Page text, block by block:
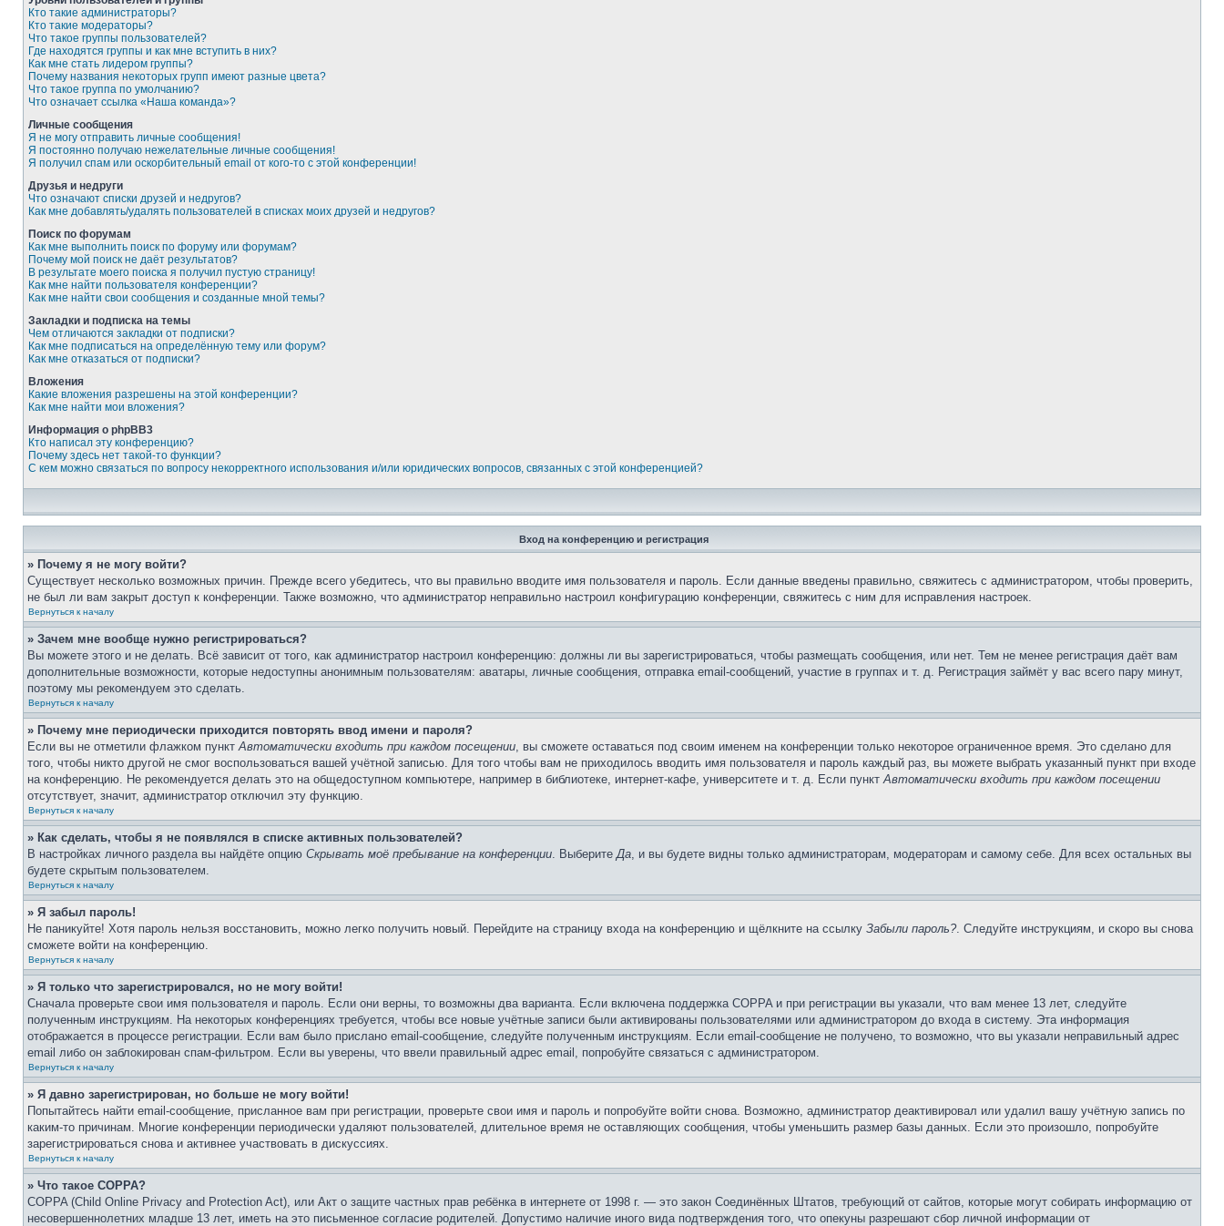
Кто такие администраторы?
Кто такие модераторы?
Что такое группы пользователей?
Где находятся группы и как мне вступить в них?
Как мне стать лидером группы?
Почему названия некоторых групп имеют разные цвета?
Что такое группа по умолчанию?
Что означает ссылка «Наша команда»?
Личные сообщения
Я не могу отправить личные сообщения!
Я постоянно получаю нежелательные личные сообщения!
Я получил спам или оскорбительный email от кого-то с этой конференции!
Друзья и недруги
Что означают списки друзей и недругов?
Как мне добавлять/удалять пользователей в списках моих друзей и недругов?
Поиск по форумам
Как мне выполнить поиск по форуму или форумам?
Почему мой поиск не даёт результатов?
В результате моего поиска я получил пустую страницу!
Как мне найти пользователя конференции?
Как мне найти свои сообщения и созданные мной темы?
Закладки и подписка на темы
Чем отличаются закладки от подписки?
Как мне подписаться на определённую тему или форум?
Как мне отказаться от подписки?
Вложения
Какие вложения разрешены на этой конференции?
Как мне найти мои вложения?
Информация о phpBB3
Кто написал эту конференцию?
Почему здесь нет такой-то функции?
С кем можно связаться по вопросу некорректного использования и/или юридических вопросов, связанных с этой конференцией?
Вход на конференцию и регистрация
» Почему я не могу войти?
Существует несколько возможных причин. Прежде всего убедитесь, что вы правильно вводите имя пользователя и пароль. Если данные введены правильно, свяжитесь с администратором, чтобы проверить,
не был ли вам закрыт доступ к конференции. Также возможно, что администратор неправильно настроил конфигурацию конференции, свяжитесь с ним для исправления настроек.
Вернуться к началу
» Зачем мне вообще нужно регистрироваться?
Вы можете этого и не делать. Всё зависит от того, как администратор настроил конференцию: должны ли вы зарегистрироваться, чтобы размещать сообщения, или нет. Тем не менее регистрация даёт вам
дополнительные возможности, которые недоступны анонимным пользователям: аватары, личные сообщения, отправка email-сообщений, участие в группах и т. д. Регистрация займёт у вас всего пару минут,
поэтому мы рекомендуем это сделать.
Вернуться к началу
» Почему мне периодически приходится повторять ввод имени и пароля?
Если вы не отметили флажком пунктАвтоматически входить при каждом посещении, вы сможете оставаться под своим именем на конференции только некоторое ограниченное время. Это сделано для
того, чтобы никто другой не смог воспользоваться вашей учётной записью. Для того чтобы вам не приходилось вводить имя пользователя и пароль каждый раз, вы можете выбрать указанный пункт при входе
на конференцию. Не рекомендуется делать это на общедоступном компьютере, например в библиотеке, интернет-кафе, университете и т. д. Если пунктАвтоматически входить при каждом посещении
отсутствует, значит, администратор отключил эту функцию.
Вернуться к началу
» Как сделать, чтобы я не появлялся в списке активных пользователей?
В настройках личного раздела вы найдёте опцию Скрывать моё пребывание на конференции. ВыберитеДа, и вы будете видны только администраторам, модераторам и самому себе. Для всех остальных вы
будете скрытым пользователем.
Вернуться к началу
» Я забыл пароль!
Не паникуйте! Хотя пароль нельзя восстановить, можно легко получить новый. Перейдите на страницу входа на конференцию и щёлкните на ссылку Забыли пароль?. Следуйте инструкциям, и скоро вы снова
сможете войти на конференцию.
Вернуться к началу
» Я только что зарегистрировался, но не могу войти!
Сначала проверьте свои имя пользователя и пароль. Если они верны, то возможны два варианта. Если включена поддержка COPPA и при регистрации вы указали, что вам менее 13 лет, следуйте
полученным инструкциям. На некоторых конференциях требуется, чтобы все новые учётные записи были активированы пользователями или администратором до входа в систему. Эта информация
отображается в процессе регистрации. Если вам было прислано email-сообщение, следуйте полученным инструкциям. Если email-сообщение не получено, то возможно, что вы указали неправильный адрес
email либо он заблокирован спам-фильтром. Если вы уверены, что ввели правильный адрес email, попробуйте связаться с администратором.
Вернуться к началу
» Я давно зарегистрирован, но больше не могу войти!
Попытайтесь найти email-сообщение, присланное вам при регистрации, проверьте свои имя и пароль и попробуйте войти снова. Возможно, администратор деактивировал или удалил вашу учётную запись по
каким-то причинам. Многие конференции периодически удаляют пользователей, длительное время не оставляющих сообщения, чтобы уменьшить размер базы данных. Если это произошло, попробуйте
зарегистрироваться снова и активнее участвовать в дискуссиях.
Вернуться к началу
» Что такое COPPA?
COPPA (Child Online Privacy and Protection Act), или Акт о защите частных прав ребёнка в интернете от 1998 г. — это закон Соединённых Штатов, требующий от сайтов, которые могут собирать информацию от
несовершеннолетних младше 13 лет, иметь на это письменное согласие родителей. Допустимо наличие иного вида подтверждения того, что опекуны разрешают сбор личной информации от